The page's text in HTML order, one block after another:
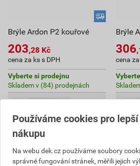
Brýle Ardon P2 kouřové
203,28 Kč
cena za ks s DPH
Vyberte si prodejnu
Skladem v (84) prodejnách
Do košíku
203,28 celkem s DPH
Brýle
306
cena
306,13
Používáme cookies pro
nákupu
Na webu dek.cz používáme soubory
správné fungování stránek, měřili jejich